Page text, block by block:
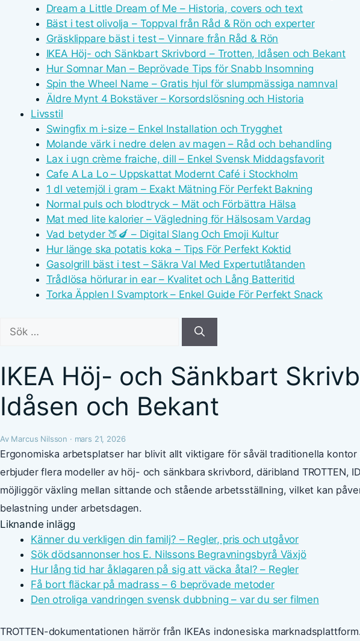
Dream a Little Dream of Me – Historia, covers och text
Bäst i test olivolja – Toppval från Råd & Rön och experter
Gräsklippare bäst i test – Vinnare från Råd & Rön
IKEA Höj- och Sänkbart Skrivbord – Trotten, Idåsen och Bekant
Hur Somnar Man – Beprövade Tips för Snabb Insomning
Spin the Wheel Name – Gratis hjul för slumpmässiga namnval
Äldre Mynt 4 Bokstäver – Korsordslösning och Historia
Livsstil
Swingfix m i-size – Enkel Installation och Trygghet
Molande värk i nedre delen av magen – Råd och behandling
Lax i ugn crème fraiche, dill – Enkel Svensk Middagsfavorit
Cafe A La Lo – Uppskattat Modernt Café i Stockholm
1 dl vetemjöl i gram – Exakt Mätning För Perfekt Bakning
Normal puls och blodtryck – Mät och Förbättra Hälsa
Mat med lite kalorier – Vägledning för Hälsosam Vardag
Vad betyder 🍑🍆 – Digital Slang Och Emoji Kultur
Hur länge ska potatis koka – Tips För Perfekt Koktid
Gasolgrill bäst i test – Säkra Val Med Expertutlåtanden
Trådlösa hörlurar in ear – Kvalitet och Lång Batteritid
Torka Äpplen I Svamptork – Enkel Guide För Perfekt Snack
efter:
IKEA Höj- och Sänkbart
Idåsen och Bekant
Av Marcus Nilsson · mars 21, 2026
Ergonomiska arbetsplatser har blivit allt viktigare för såväl traditionella kontor
erbjuder flera modeller av höj- och sänkbara skrivbord, däribland TROTTEN,
möjliggör växling mellan sittande och stående arbetsställning, vilket kan
belastning under arbetsdagen.
Liknande inlägg
Känner du verkligen din familj? – Regler, pris och utgåvor
Sök dödsannonser hos E. Nilssons Begravningsbyrå Växjö
Hur lång tid har åklagaren på sig att väcka åtal? – Regler
Få bort fläckar på madrass – 6 beprövade metoder
Den otroliga vandringen svensk dubbning – var du ser filmen
TROTTEN-dokumentationen härrör från IKEAs indonesiska